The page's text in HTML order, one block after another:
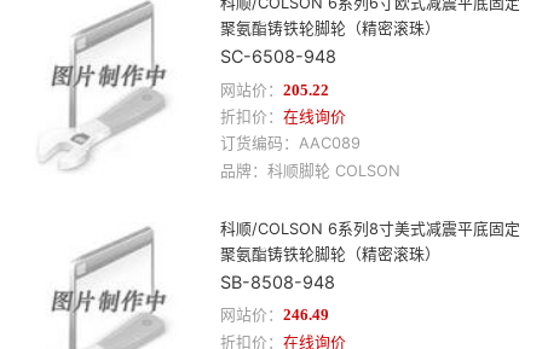
聚氨酯铸铁轮脚轮（精密滚珠）
SC-6508-948
网站价： 205.22
折扣价： 在线询价
订货编码： AAC089
品牌： 科顺脚轮 COLSON
科顺/COLSON 6系列8寸美式减震平底固定
聚氨酯铸铁轮脚轮（精密滚珠）
SB-8508-948
网站价： 246.49
折扣价： 在线询价